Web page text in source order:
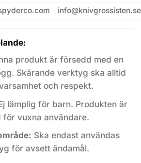
info@knivgrossisten.se
produkt är försedd med en
Skärande verktyg ska alltid
och respekt.
lämplig för barn. Produkten är
för vuxna användare.
Ska endast användas
för avsett ändamål.